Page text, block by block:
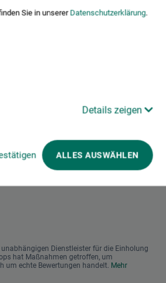
Sie in unserer Datenschutzerklärung.
Details zeigen
ALLES AUSWÄHLEN
Dienstleister für die Einholung
hat Maßnahmen getroffen, um
um echte Bewertungen handelt. Mehr